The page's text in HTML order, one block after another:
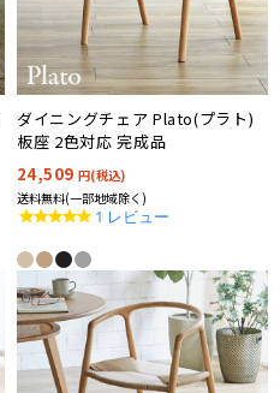
ダイニングチェア Plato(プラト)
板座 2色対応 完成品
24,509 円(税込)
送料無料(一部地域除く)
5.0
rating
1 レビュー